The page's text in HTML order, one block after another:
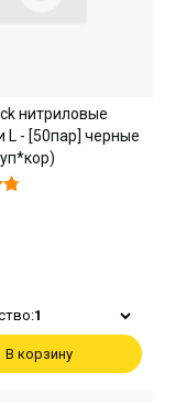
нитриловые
L - [50пар] черные
1
В корзину